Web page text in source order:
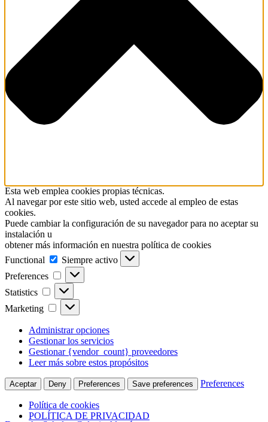
Esta web emplea cookies propias técnicas.
Al navegar por este sitio web, usted accede al empleo de estas
cookies.
Puede cambiar la configuración de su navegador para no aceptar su
instalación u
obtener más información en nuestra política de cookies
Functional
Functional
Siempre activo
Preferences
Preferences
Statistics Statistics
Marketing Marketing
Administrar opciones
Gestionar los servicios
Gestionar {vendor_count} proveedores
Leer más sobre estos propósitos
Aceptar Deny Preferences Save preferences Preferences
Política de cookies
POLÍTICA DE PRIVACIDAD